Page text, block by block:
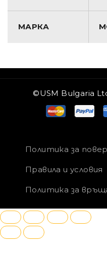
МАРКА
©USM Bulgaria
Политика за
Правила и условия
Политика за